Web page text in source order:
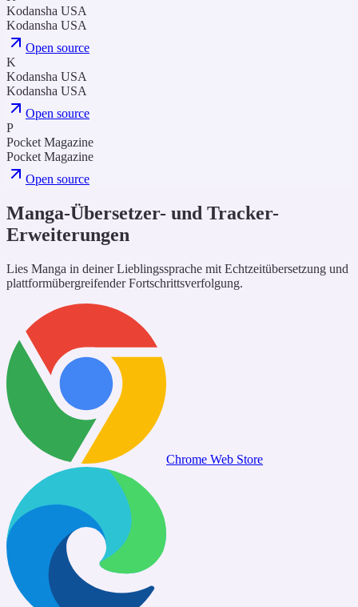
Kodansha USA
Kodansha USA
Open source
K
Kodansha USA
Kodansha USA
Open source
P
Pocket Magazine
Pocket Magazine
Open source
Manga-Übersetzer- und Tracker-
Erweiterungen
Lies Manga in deiner Lieblingssprache mit Echtzeitübersetzung und
plattformübergreifender Fortschrittsverfolgung.
Chrome Web Store